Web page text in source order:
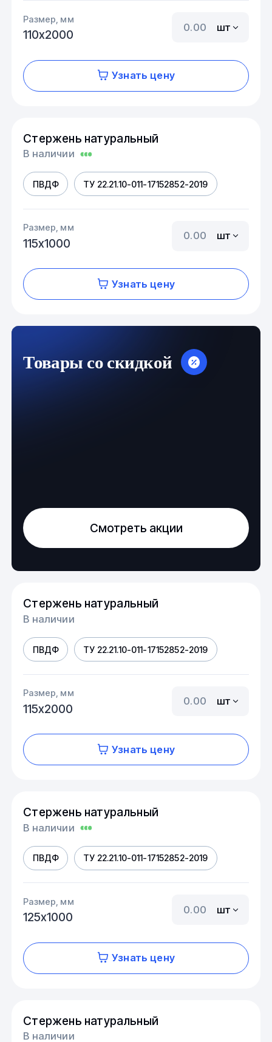
Размер, мм
110х2000
шт
Узнать цену
Стержень натуральный
В наличии
ПВДФ ТУ 22.21.10-011-17152852-2019
Размер, мм
115х1000
шт
Узнать цену
Товары со скидкой
Смотреть акции
Стержень натуральный
В наличии
ПВДФ ТУ 22.21.10-011-17152852-2019
Размер, мм
115х2000
шт
Узнать цену
Стержень натуральный
В наличии
ПВДФ ТУ 22.21.10-011-17152852-2019
Размер, мм
125х1000
шт
Узнать цену
Стержень натуральный
В наличии